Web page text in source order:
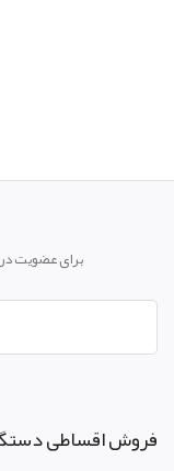
برای عضویت در
فروش اقساطی